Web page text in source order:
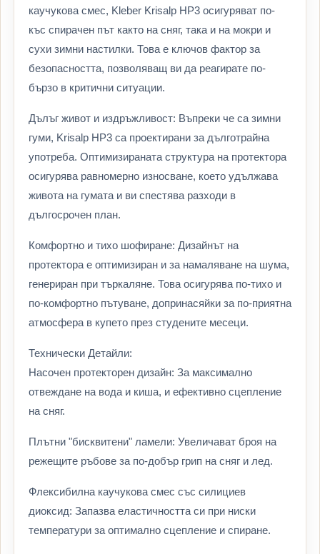
каучукова смес, Kleber Krisalp HP3 осигуряват по-
къс спирачен път както на сняг, така и на мокри и
сухи зимни настилки. Това е ключов фактор за
безопасността, позволяващ ви да реагирате по-
бързо в критични ситуации.
Дълъг живот и издръжливост: Въпреки че са зимни
гуми, Krisalp HP3 са проектирани за дълготрайна
употреба. Оптимизираната структура на протектора
осигурява равномерно износване, което удължава
живота на гумата и ви спестява разходи в
дългосрочен план.
Комфортно и тихо шофиране: Дизайнът на
протектора е оптимизиран и за намаляване на шума,
генериран при търкаляне. Това осигурява по-тихо и
по-комфортно пътуване, допринасяйки за по-приятна
атмосфера в купето през студените месеци.
Технически Детайли:
Насочен протекторен дизайн: За максимално
отвеждане на вода и киша, и ефективно сцепление
на сняг.
Плътни "бисквитени" ламели: Увеличават броя на
режещите ръбове за по-добър грип на сняг и лед.
Флексибилна каучукова смес със силициев
диоксид: Запазва еластичността си при ниски
температури за оптимално сцепление и спиране.